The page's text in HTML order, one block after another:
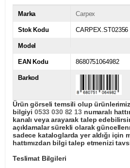
Marka Carpex
Stok Kodu CARPEX.ST02356
Model
EAN Kodu 8680751064982
Barkod
Ürün görseli temsili olup ürünlerimiz
bilgiyi 0533 030 82 13numaralı
kanalı veya arayarak talep
açıklamalar sürekli olarak
sadece kataloglarda yer aldığı için
hattımızdan bilgi talep etmenizi
Teslimat Bilgileri